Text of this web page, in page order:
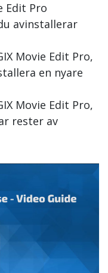
Edit Pro
avinstallerar
Movie Edit Pro,
en nyare
Movie Edit Pro,
rester av